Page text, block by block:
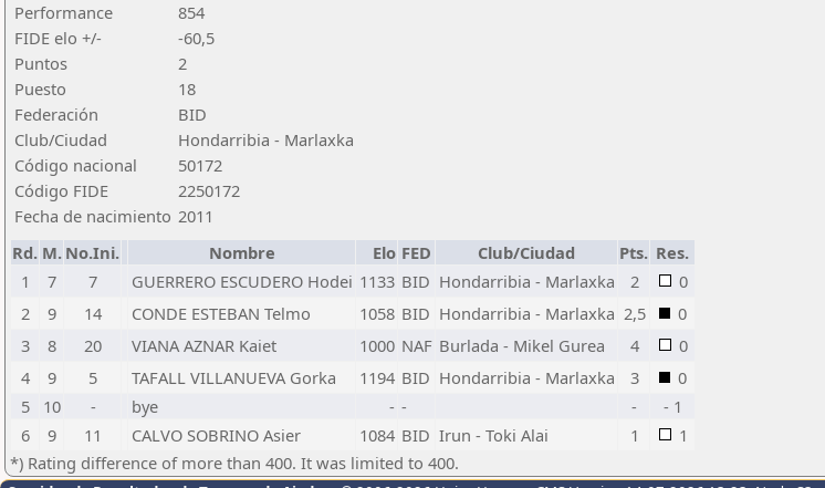
Performance
854
FIDE elo +/-
-60,5
Puntos
2
Puesto
18
Federación
BID
Club/Ciudad
Hondarribia - Marlaxka
Código nacional
50172
Código FIDE
2250172
Fecha de nacimiento 2011
Rd. M. No.Ini. Nombre Elo FED Club/Ciudad Pts. Res.
1
7 7 GUERRERO ESCUDERO Hodei 1133 BID Hondarribia - Marlaxka 2
0
2
9 14 CONDE ESTEBAN Telmo 1058 BID Hondarribia - Marlaxka 2,5
0
3
8 20 VIANA AZNAR Kaiet 1000 NAF Burlada - Mikel Gurea 4
0
4
9 5 TAFALL VILLANUEVA Gorka 1194 BID Hondarribia - Marlaxka 3
0
5
10 - bye - - -
- 1
6
9 11 CALVO SOBRINO Asier 1084 BID Irun - Toki Alai 1
1
*) Rating difference of more than 400. It was limited to 400.